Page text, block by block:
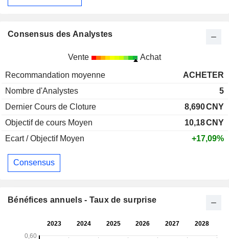
Consensus des Analystes
Vente Achat
Recommandation moyenne
ACHETER
Nombre d'Analystes
5
Dernier Cours de Cloture
8,690CNY
Objectif de cours Moyen
10,18CNY
Ecart / Objectif Moyen
+17,09%
Consensus
Bénéfices annuels - Taux de surprise